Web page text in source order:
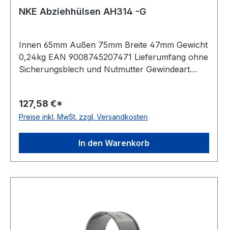
NKE Abziehhülsen AH314 -G
Innen 65mm Außen 75mm Breite 47mm Gewicht
0,24kg EAN 9008745207471 Lieferumfang ohne
Sicherungsblech und Nutmutter Gewindeart
01:12
127,58 €*
Preise inkl. MwSt. zzgl. Versandkosten
In den Warenkorb